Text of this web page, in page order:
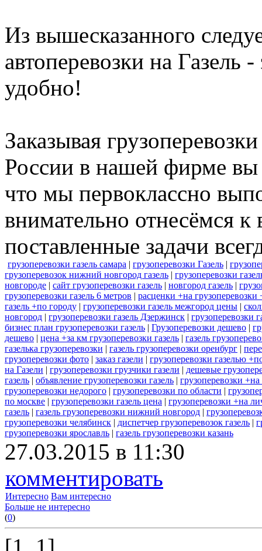
Из вышесказанного
автоперевозки на Газель
удобно!
Заказывая
России в нашей фирме
что мы первоклассно
внимательно отнесёмся
поставленные задачи
грузоперевозки газель самара | грузоперевозки Газель |
грузоперевозок нижний новгород газель | грузоперевозки
новгороде | сайт грузоперевозки газель | новгород газель |
грузоперевозки газель 6 метров | расценки +на грузоперевозки
газель +по городу | грузоперевозки газель межгород цены |
новгород | грузоперевозки газель Дзержинск | грузоперевозки
бизнес план грузоперевозки газель | Грузоперевозки дешево |
дешево | цена +за км грузоперевозки газель | газель
газелька грузоперевозки | газель грузоперевозки оренбург |
грузоперевозки фото | заказ газели | грузоперевозки газелью
на Газели | грузоперевозки грузчики газели | дешевые
газель | объявление грузоперевозки газель | грузоперевозки
грузоперевозки недорого | грузоперевозки по области |
по москве | грузоперевозки газель цена | грузоперевозки +на
газель | газель грузоперевозки нижний новгород |
грузоперевозки челябинск | диспетчер грузоперевозок газель |
грузоперевозки ярославль | газель грузоперевозки казань
27.03.2015 в 11:30
комментировать
Интересно Вам интересно
Больше не интересно
(0)